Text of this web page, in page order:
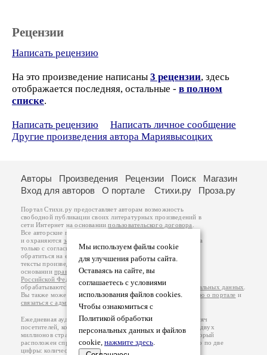
Рецензии
Написать рецензию
На это произведение написаны 3 рецензии, здесь
отображается последняя, остальные - в полном
списке.
Написать рецензию
Написать личное сообщение
Другие произведения автора Мариявысоцких
Мы используем файлы cookie
для улучшения работы сайта.
Оставаясь на сайте, вы
соглашаетесь с условиями
использования файлов cookies.
Чтобы ознакомиться с
Политикой обработки
персональных данных и файлов
cookie, нажмите здесь.
Авторы Произведения Рецензии Поиск
Магазин
Вход для авторов
О портале Стихи.ру Проза.ру
Портал Стихи.ру предоставляет авторам возможность
свободной публикации своих литературных произведений в
сети Интернет на основаниипользовательского договора
Все авторские права на произведения принадлежат авторам
и охраняются законом
. Перепечатка произведений возможна
только с согласия его автора, к которому вы можете
обратиться на его авторской странице. Ответственность за
тексты произведений авторы несут самостоятельно на
основанииправил публикацииизаконодательства
Российской Федерации
обрабатываются на основанииПолитики обработки персональных данных
Вы также можете посмотреть более подробнуюинформацию о портале и
связаться с администрацией
Ежедневная аудитория портала Стихи.ру – порядка 200 тысяч
посетителей, которые в общей сумме просматривают более двух
миллионов страниц по данным счетчика посещаемости, который
расположен справа от этого текста. В каждой графе указано по две
цифры: количество просмотров и количество посетителей.